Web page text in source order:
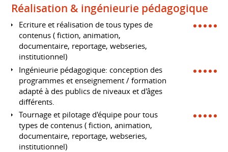
Réalisation & ingénieurie pédagogique
Ecriture et réalisation de tous types de
contenus ( fiction, animation,
documentaire, reportage, webseries,
institutionnel)
Ingénieurie pédagogique: conception des
programmes et enseignement / formation
adapté à des publics de niveaux et d'âges
différents.
Tournage et pilotage d'équipe pour tous
types de contenus ( fiction, animation,
documentaire, reportage, webseries,
institutionnel)